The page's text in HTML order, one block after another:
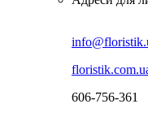
606-756-361